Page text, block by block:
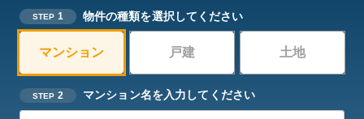
STEP 1 物件の種類を選択してください
マンション 戸建 土地
STEP 2 マンション名を入力してください